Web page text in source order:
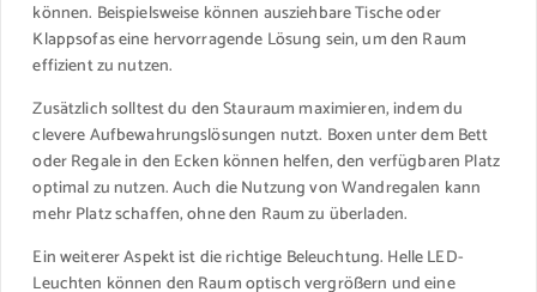
können. Beispielsweise können ausziehbare Tische oder
Klappsofas eine hervorragende Lösung sein, um den Raum
effizient zu nutzen.
Zusätzlich solltest du den Stauraum maximieren, indem du
clevere Aufbewahrungslösungen nutzt. Boxen unter dem Bett
oder Regale in den Ecken können helfen, den verfügbaren Platz
optimal zu nutzen. Auch die Nutzung von Wandregalen kann
mehr Platz schaffen, ohne den Raum zu überladen.
Ein weiterer Aspekt ist die richtige Beleuchtung. Helle LED-
Leuchten können den Raum optisch vergrößern und eine